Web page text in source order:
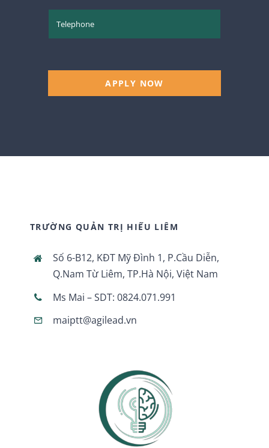
APPLY NOW
TRƯỜNG QUẢN TRỊ HIẾU LIÊM
Số 6-B12, KĐT Mỹ Đình 1, P.Cầu Diễn,
Q.Nam Từ Liêm, TP.Hà Nội, Việt Nam
Ms Mai – SDT: 0824.071.991
maiptt@agilead.vn